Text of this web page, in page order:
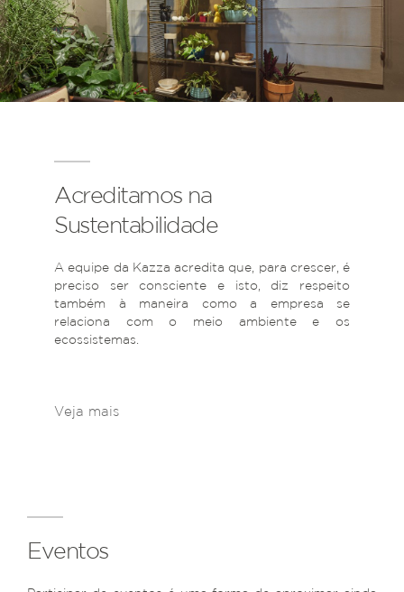
Acreditamos na
Sustentabilidade
A equipe da Kazza acredita que, para crescer, é
preciso ser consciente e isto, diz respeito
também à maneira como a empresa se
relaciona com o meio ambiente e os
ecossistemas.
Veja mais
Eventos